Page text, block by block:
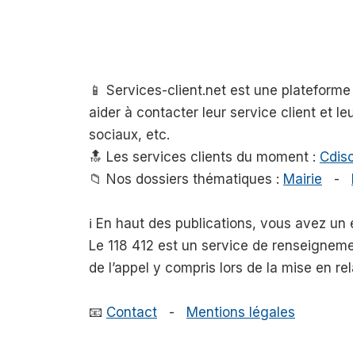
📱 Services-client.net est une
aider à contacter leur service client et
sociaux, etc.
🔝 Les services clients du moment :
📁 Nos dossiers thématiques : Mairie -
ℹ️ En haut des publications, vous avez
Le 118 412 est un service de
de l’appel y compris lors de la mise en
📧 Contact - Mentions légales